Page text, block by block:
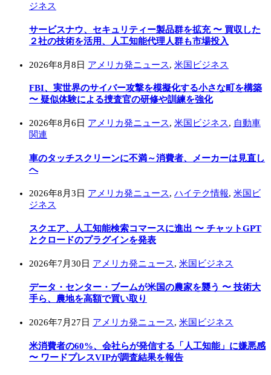
ジネス
サービスナウ、セキュリティー製品群を拡充 〜 買収した
２社の技術を活用、人工知能代理人群も市場投入
2026年8月8日 アメリカ発ニュース, 米国ビジネス
FBI、実世界のサイバー攻撃を模擬化する小さな町を構築
〜 疑似体験による捜査官の研修や訓練を強化
2026年8月6日 アメリカ発ニュース, 米国ビジネス, 自動車
関連
車のタッチスクリーンに不満～消費者、メーカーは見直し
へ
2026年8月3日 アメリカ発ニュース, ハイテク情報, 米国ビ
ジネス
スクエア、人工知能検索コマースに進出 〜 チャットGPT
とクロードのプラグインを発表
2026年7月30日 アメリカ発ニュース, 米国ビジネス
データ・センター・ブームが米国の農家を襲う 〜 技術大
手ら、農地を高額で買い取り
2026年7月27日 アメリカ発ニュース, 米国ビジネス
米消費者の60%、会社らが発信する「人工知能」に嫌悪感
〜 ワードプレスVIPが調査結果を報告